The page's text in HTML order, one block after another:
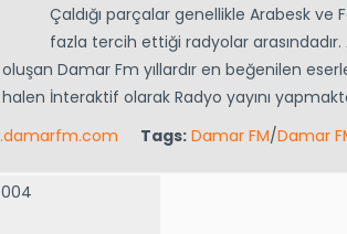
Çaldığı parçalar genellikle Arabesk
fazla tercih ettiği radyolar
Damar Fm yıllardır en beğenilen
İnteraktif olarak Radyo yayını
Tags: Damar FM/Damar